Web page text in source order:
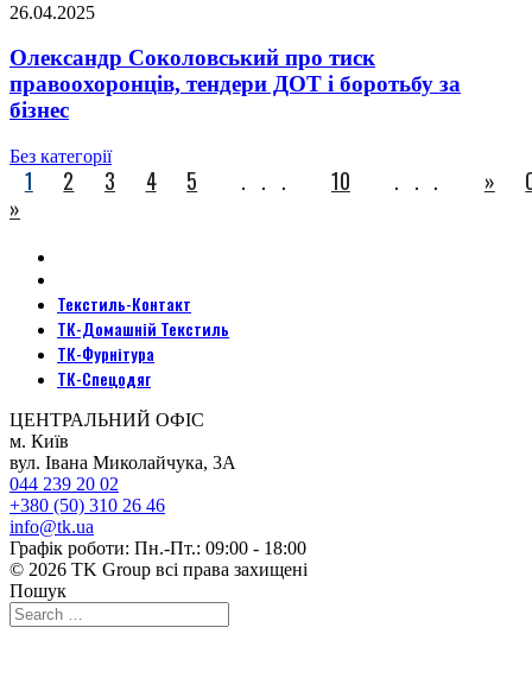
26.04.2025
Олександр Соколовський про тиск
правоохоронців, тендери ДОТ і боротьбу за
бізнес
Без категорії
1 2 3 4 5 ... 10 ... »
»
Текстиль-Контакт
ТК-Домашній Текстиль
ТК-Фурнітура
ТК-Спецодяг
ЦЕНТРАЛЬНИЙ ОФІС
м. Київ
вул. Івана Миколайчука, 3А
044 239 20 02
+380 (50) 310 26 46
info@tk.ua
Графік роботи: Пн.-Пт.: 09:00 - 18:00
© 2026 TK Group всі права захищені
Пошук